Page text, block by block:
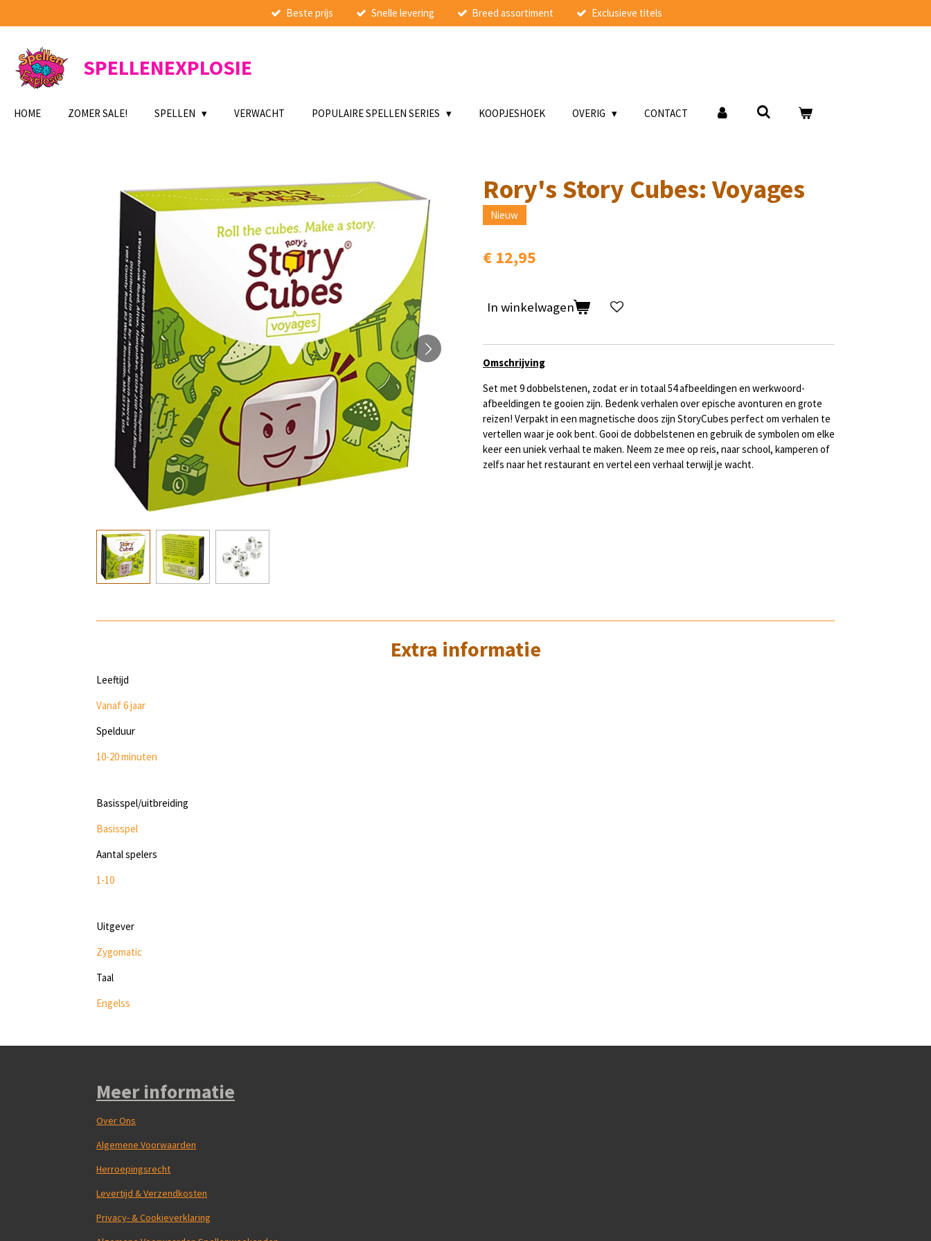
direct
hoofdinhoud
Beste prijs Snelle levering Breed assortiment Exclusieve titels
SPELLENEXPLOSIE
HOME ZOMER SALE! SPELLEN VERWACHT POPULAIRE SPELLEN SERIES KOOPJESHOEK OVERIG CONTACT
Rory's Story Cubes: Voyages
Nieuw
€ 12,95
In winkelwagen
Omschrijving
Set met 9 dobbelstenen, zodat er in totaal 54 afbeeldingen en werkwoord-
afbeeldingen te gooien zijn. Bedenk verhalen over epische avonturen en grote
reizen! Verpakt in een magnetische doos zijn StoryCubes perfect om verhalen te
vertellen waar je ook bent. Gooi de dobbelstenen en gebruik de symbolen om elke
keer een uniek verhaal te maken. Neem ze mee op reis, naar school, kamperen of
zelfs naar het restaurant en vertel een verhaal terwijl je wacht.
Extra informatie
Leeftijd
Vanaf 6 jaar
Spelduur
10-20 minuten
Basisspel/uitbreiding
Basisspel
Aantal spelers
1-10
Uitgever
Zygomatic
Taal
Engelss
Meer informatie
Over Ons
Algemene Voorwaarden
Herroepingsrecht
Levertijd & Verzendkosten
Privacy- & Cookieverklaring